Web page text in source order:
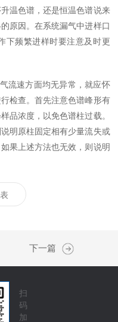
温色谱，还是恒温色谱说来
原因。在系统漏气中进样口
下频繁进样时要注意及时更
流速方面均无异常，就应怀
检查。首先注意色谱峰形有
品浓度，以免色谱柱过载。
明原柱固定相有少量流失或
果上述方法也无效，则说明
下一篇
扫
码
加